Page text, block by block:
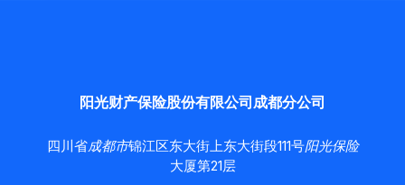
阳光财产保险股份有限公司成都分公司
四川省成都市锦江区东大街上东大街段111号阳光保险
大厦第21层